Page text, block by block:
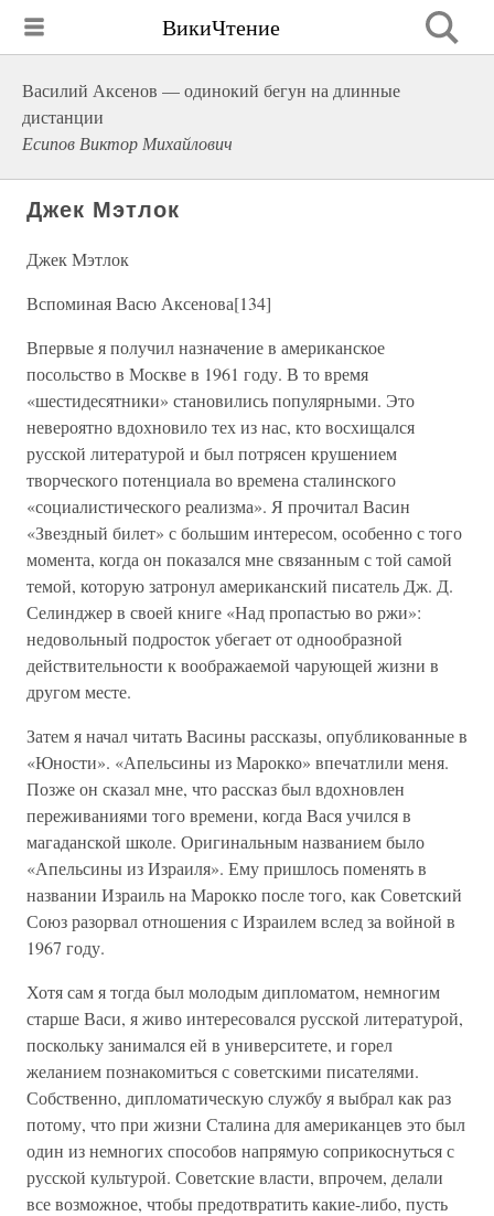
ВикиЧтение
Василий Аксенов — одинокий бегун на длинные
дистанции
Есипов Виктор Михайлович
Джек Мэтлок
Джек Мэтлок
Вспоминая Васю Аксенова[134]
Впервые я получил назначение в американское
посольство в Москве в 1961 году. В то время
«шестидесятники» становились популярными. Это
невероятно вдохновило тех из нас, кто восхищался
русской литературой и был потрясен крушением
творческого потенциала во времена сталинского
«социалистического реализма». Я прочитал Васин
«Звездный билет» с большим интересом, особенно с того
момента, когда он показался мне связанным с той самой
темой, которую затронул американский писатель Дж. Д.
Селинджер в своей книге «Над пропастью во ржи»:
недовольный подросток убегает от однообразной
действительности к воображаемой чарующей жизни в
другом месте.
Затем я начал читать Васины рассказы, опубликованные в
«Юности». «Апельсины из Марокко» впечатлили меня.
Позже он сказал мне, что рассказ был вдохновлен
переживаниями того времени, когда Вася учился в
магаданской школе. Оригинальным названием было
«Апельсины из Израиля». Ему пришлось поменять в
названии Израиль на Марокко после того, как Советский
Союз разорвал отношения с Израилем вслед за войной в
1967 году.
Хотя сам я тогда был молодым дипломатом, немногим
старше Васи, я живо интересовался русской литературой,
поскольку занимался ей в университете, и горел
желанием познакомиться с советскими писателями.
Собственно, дипломатическую службу я выбрал как раз
потому, что при жизни Сталина для американцев это был
один из немногих способов напрямую соприкоснуться с
русской культурой. Советские власти, впрочем, делали
все возможное, чтобы предотвратить какие-либо, пусть